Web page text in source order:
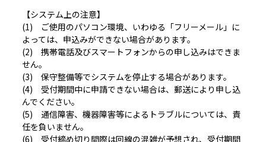
【システム上の注意】
(1) ご使用のパソコン環境、いわゆる「フリーメール」に
よっては、申込みができない場合があります。
(2) 携帯電話及びスマートフォンからの申し込みはできま
せん。
(3) 保守整備等でシステムを停止する場合があります。
(4) 受付期間中に申請できない場合は、郵送により申し込
んでください。
(5) 通信障害、機器障害等によるトラブルについては、責
任を負いません。
(6) 受付締め切り間際は回線の混雑が予想され、受付期間